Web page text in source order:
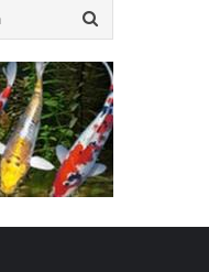
kiếm
sản
phẩm